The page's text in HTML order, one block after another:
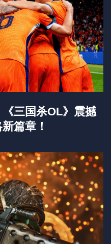
三国杀OL》震撼
篇章！